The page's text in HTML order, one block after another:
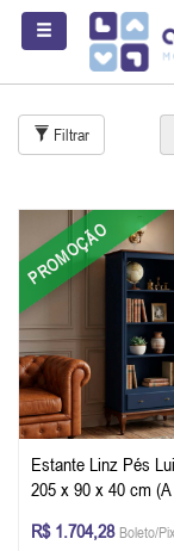
Filtrar
PROMOÇÃO
Estante Linz Pés
205 x 90 x 40 cm (A
Glazer
R$ 1.704,28 Boleto/Pix